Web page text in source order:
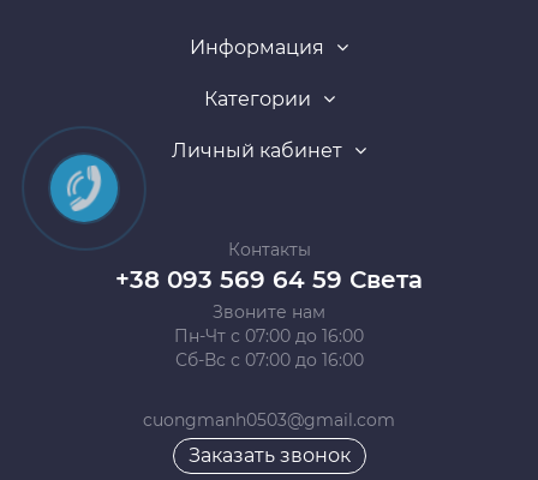
Информация
Категории
Личный кабинет
Контакты
+38 093 569 64 59 Света
Звоните нам
Пн-Чт с 07:00 до 16:00
Сб-Вс с 07:00 до 16:00
cuongmanh0503@gmail.com
Заказать звонок